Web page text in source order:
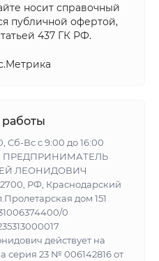
носит справочный
публичной офертой,
437 ГК РФ.
Сб-Вс с 9:00 до 16:00
ЛЕОНИДОВИЧ
РФ, Краснодарский
дом 151
0
действует на
серия 23 № 006142816 от